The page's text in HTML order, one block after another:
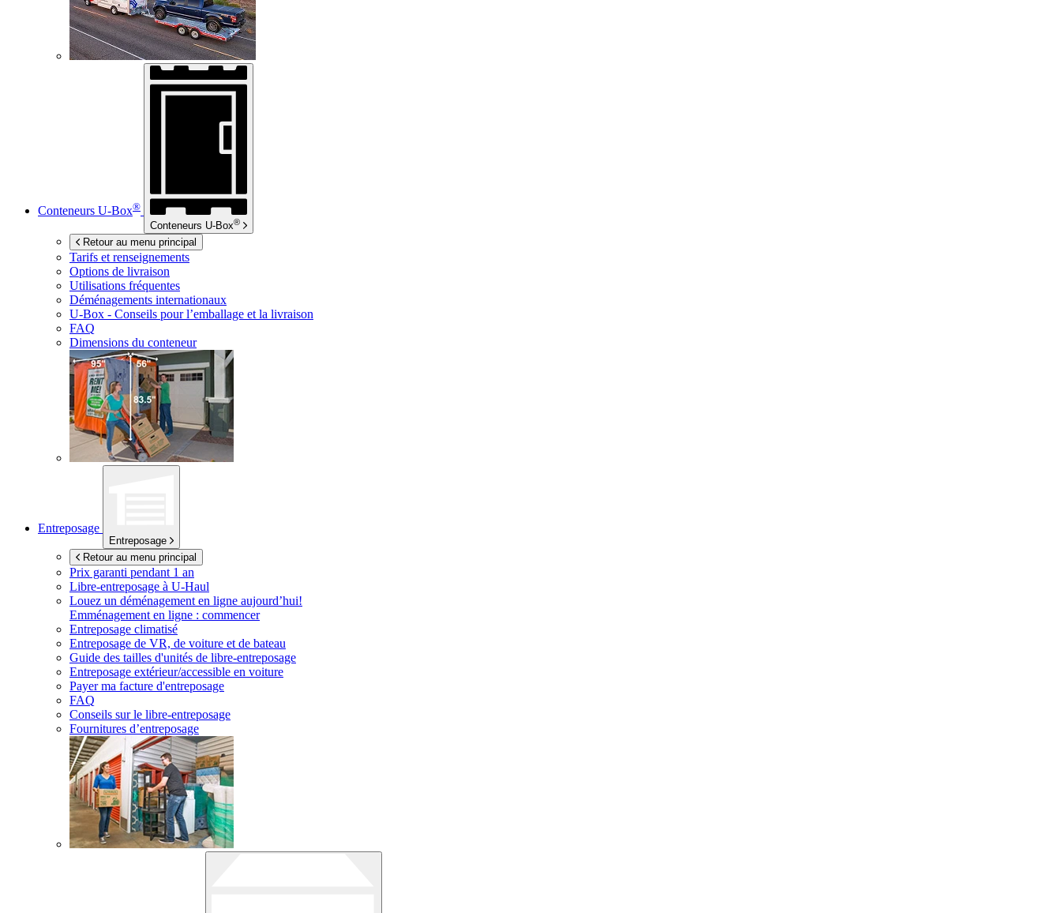
Conteneurs U-Box®
Conteneurs U-Box®
Retour au menu principal
Tarifs et renseignements
Options de livraison
Utilisations fréquentes
Déménagements internationaux
U-Box - Conseils pour l’emballage et la livraison
FAQ
Dimensions du conteneur
Entreposage
Entreposage
Retour au menu principal
Prix garanti pendant 1 an
Libre-entreposage à U-Haul
Louez un déménagement en ligne aujourd’hui!
Emménagement en ligne : commencer
Entreposage climatisé
Entreposage de VR, de voiture et de bateau
Guide des tailles d'unités de libre-entreposage
Entreposage extérieur/accessible en voiture
Payer ma facture d'entreposage
FAQ
Conseils sur le libre-entreposage
Fournitures d’entreposage